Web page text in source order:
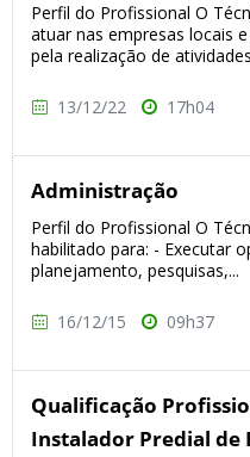
Perfil do Profissional O
atuar nas empresas locais
pela realização de
13/12/22 17h04
Administração
Perfil do Profissional O
habilitado para: - Executar
planejamento, pesquisas,...
16/12/15 09h37
Qualificação
Instalador Predial de